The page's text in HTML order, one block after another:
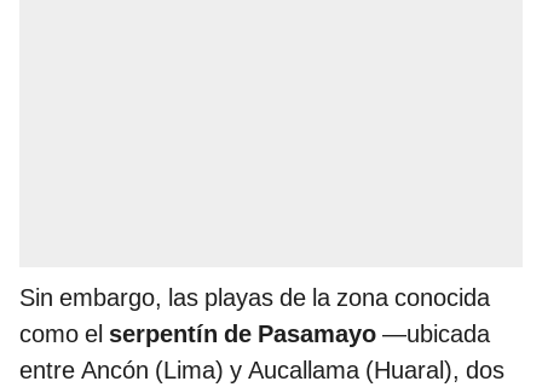
Sin embargo, las playas de la zona conocida
como el serpentín de Pasamayo —ubicada
entre Ancón (Lima) y Aucallama (Huaral), dos